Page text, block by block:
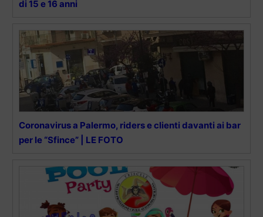
di 15 e 16 anni
Coronavirus a Palermo, riders e clienti davanti ai bar
per le “Sfince” | LE FOTO